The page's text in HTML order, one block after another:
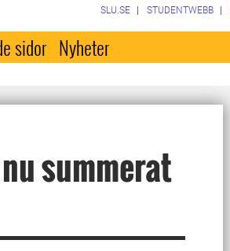
SLU.SE STUDENTWEBB
sidor Nyheter
summerat